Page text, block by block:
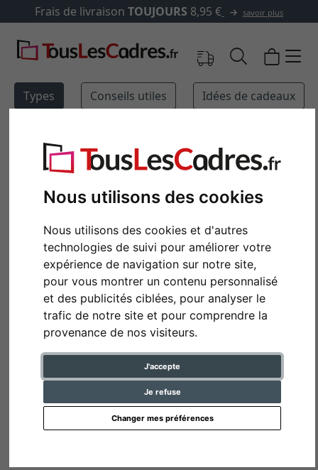
Nous utilisons des cookies
Nous utilisons des cookies et d'autres
technologies de suivi pour améliorer votre
expérience de navigation sur notre site,
pour vous montrer un contenu personnalisé
et des publicités ciblées, pour analyser le
trafic de notre site et pour comprendre la
provenance de nos visiteurs.
J'accepte
Je refuse
Changer mes préférences
TOUJOURS8,95 € savoir plus ✓500
Types Conseils utiles Idées de cadeaux
MAGAZINE
TYPES
CADRE PÊLE-MÊLE
Cadre pêle-mêle